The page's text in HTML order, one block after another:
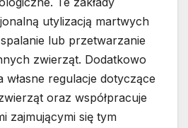
utylizacją martwych
lub przetwarzanie
zwierząt. Dodatkowo
własne regulacje dotyczące
oraz współpracuje
zajmującymi się tym